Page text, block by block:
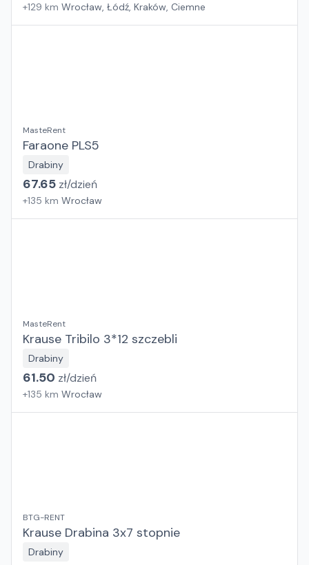
+129 km Wrocław, Łódź, Kraków, Ciemne
MasteRent
Faraone PLS5
Drabiny
67.65 zł/dzień
+135 km Wrocław
MasteRent
Krause Tribilo 3*12 szczebli
Drabiny
61.50 zł/dzień
+135 km Wrocław
BTG-RENT
Krause Drabina 3x7 stopnie
Drabiny